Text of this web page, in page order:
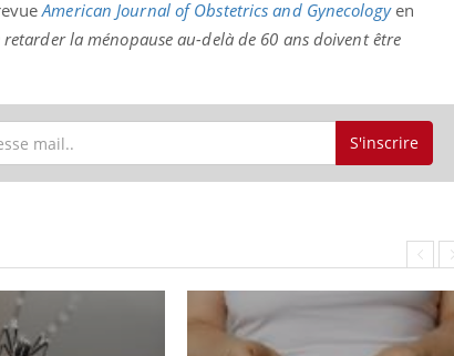
American Journal ofObstetrics and Gynecologyen
la ménopause au-delà de 60 ans doivent être
S'inscrire